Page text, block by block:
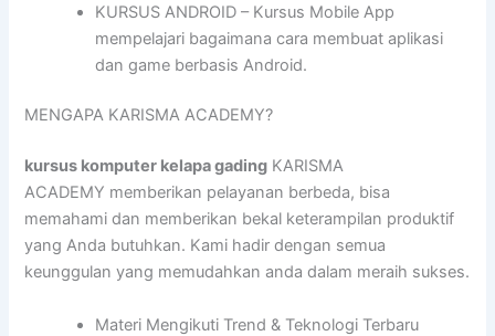
KURSUS ANDROID – Kursus Mobile App
mempelajari bagaimana cara membuat aplikasi
dan game berbasis Android.
MENGAPA KARISMA ACADEMY?
kursus komputer kelapa gading KARISMA
ACADEMY memberikan pelayanan berbeda, bisa
memahami dan memberikan bekal keterampilan produktif
yang Anda butuhkan. Kami hadir dengan semua
keunggulan yang memudahkan anda dalam meraih sukses.
Materi Mengikuti Trend & Teknologi Terbaru